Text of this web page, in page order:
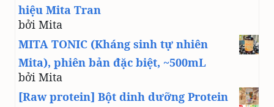
hiệu Mita Tran
bởi Mita
MITA TONIC (Kháng sinh tự nhiên
Mita), phiên bản đặc biệt, ~500mL
bởi Mita
[Raw protein] Bột dinh dưỡng Protein